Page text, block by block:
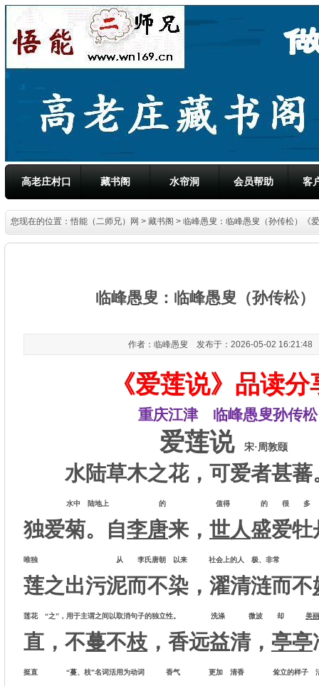
高老庄村口 藏书阁 水帘洞 会员帮助 客
您现在的位置：悟能（二师兄）网 > 藏书阁 > 临峰愚叟：临峰愚叟（孙传松）《
临峰愚叟：临峰愚叟（孙传松
作者：临峰愚叟 发布于：2026-05-02 16:21:48
《爱莲说》品读分
重庆江津 临峰愚叟孙传松
爱莲说宋·周敦颐
水陆草木之花，可爱者甚
水中 陆地上 的 值得 的 很 多
独爱菊。自李唐来， 世人盛爱牡
唯独 从 李氏唐朝 以来 社会上的人 极、非
莲之出污泥而不染，濯清涟而不
莲花 “之”，用于主谓之间以取消句子的独立性。 洗涤 微波 却 美
直，不蔓不枝 ，香远益清， 亭亭
挺直 “蔓、枝”名词活用为动词 香气 更加 清香 耸立的样子 洁